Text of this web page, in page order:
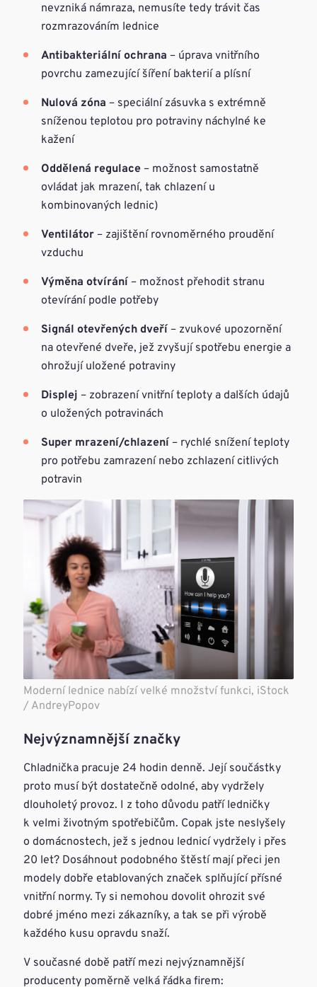
nevzniká námraza, nemusíte tedy trávit čas
rozmrazováním lednice
Antibakteriální ochrana – úprava vnitřního
povrchu zamezující šíření bakterií a plísní
Nulová zóna – speciální zásuvka s extrémně
sníženou teplotou pro potraviny náchylné ke
kažení
Oddělená regulace – možnost samostatně
ovládat jak mrazení, tak chlazení u
kombinovaných lednic)
Ventilátor – zajištění rovnoměrného proudění
vzduchu
Výměna otvírání – možnost přehodit stranu
otevírání podle potřeby
Signál otevřených dveří – zvukové upozornění
na otevřené dveře, jež zvyšují spotřebu energie a
ohrožují uložené potraviny
Displej – zobrazení vnitřní teploty a dalších údajů
o uložených potravinách
Super mrazení/chlazení – rychlé snížení teploty
pro potřebu zamrazení nebo zchlazení citlivých
potravin
Moderní lednice nabízí velké množství funkci, iStock
/ AndreyPopov
Nejvýznamnější značky
Chladnička pracuje 24 hodin denně. Její součástky
proto musí být dostatečně odolné, aby vydržely
dlouholetý provoz. I z toho důvodu patří ledničky
k velmi životným spotřebičům. Copak jste neslyšely
o domácnostech, jež s jednou lednicí vydržely i přes
20 let? Dosáhnout podobného štěstí mají přeci jen
modely dobře etablovaných značek splňující přísné
vnitřní normy. Ty si nemohou dovolit ohrozit své
dobré jméno mezi zákazníky, a tak se při výrobě
každého kusu opravdu snaží.
V současné době patří mezi nejvýznamnější
producenty poměrně velká řádka firem: